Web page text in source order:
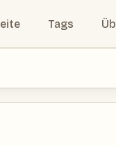
Tags